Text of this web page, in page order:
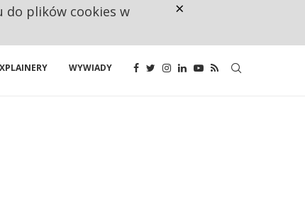
WYWIADY
do plików cookies w
×